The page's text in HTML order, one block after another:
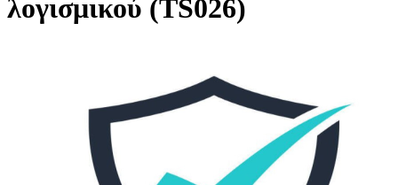
λογισμικού (TS026)